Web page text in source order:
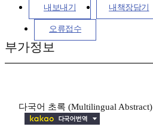
내보내기 내책장담기
오류접수
부가정보
다국어 초록 (Multilingual Abstract)